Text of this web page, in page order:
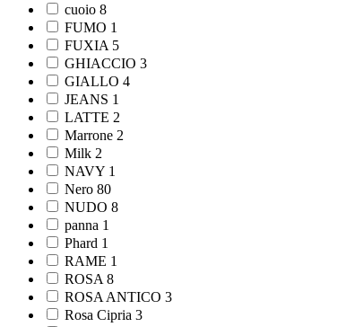
cuoio 8
FUMO 1
FUXIA 5
GHIACCIO 3
GIALLO 4
JEANS 1
LATTE 2
Marrone 2
Milk 2
NAVY 1
Nero 80
NUDO 8
panna 1
Phard 1
RAME 1
ROSA 8
ROSA ANTICO 3
Rosa Cipria 3